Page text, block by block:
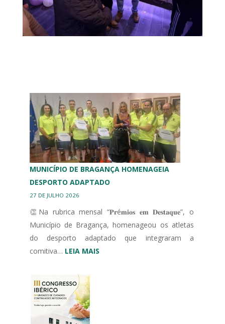
MUNICÍPIO DE BRAGANÇA HOMENAGEIA
DESPORTO ADAPTADO
27 DE JULHO 2026
👏Na rubrica mensal “𝐏𝐫é𝐦𝐢𝐨𝐬 𝐞𝐦 𝐃𝐞𝐬𝐭𝐚𝐪𝐮𝐞”, o
Município de Bragança, homenageou os atletas
do desporto adaptado que integraram a
comitiva… LEIA MAIS: